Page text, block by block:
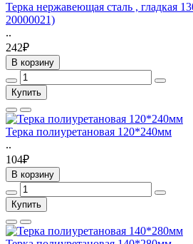
Терка нержавеющая сталь , гладкая
20000021)
..
242₽
В корзину
Купить
Терка полиуретановая 120*240мм
..
104₽
В корзину
Купить